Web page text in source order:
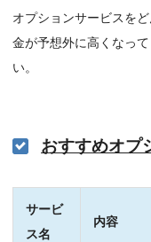
オプションサービスを
金が予想外に高くなっ
い。
おすすめオプ
サービ
ス名
内容